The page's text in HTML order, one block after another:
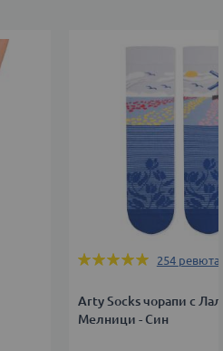
Оценка:
254 ревюта
Arty Socks чорапи с
Мелници - Син